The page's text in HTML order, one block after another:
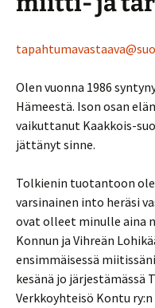
Olen vuonna 1986
Hämeestä. Ison osan
vaikuttanut Kaakkois-
jättänyt sinne.
Tolkienin tuotantoon
varsinainen into heräsi
ovat olleet minulle aina
Konnun ja Vihreän
ensimmäisessä
kesänä jo järjestämässä
Verkkoyhteisö Kontu